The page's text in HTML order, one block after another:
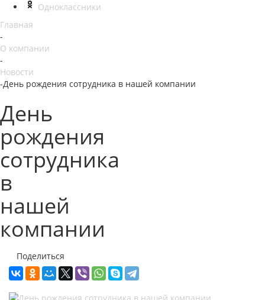
Одноклассники
Главная
-
О компании
-
Новости
-День рождения сотрудника в нашей компании
День
рождения
сотрудника
в
нашей
компании
Поделиться